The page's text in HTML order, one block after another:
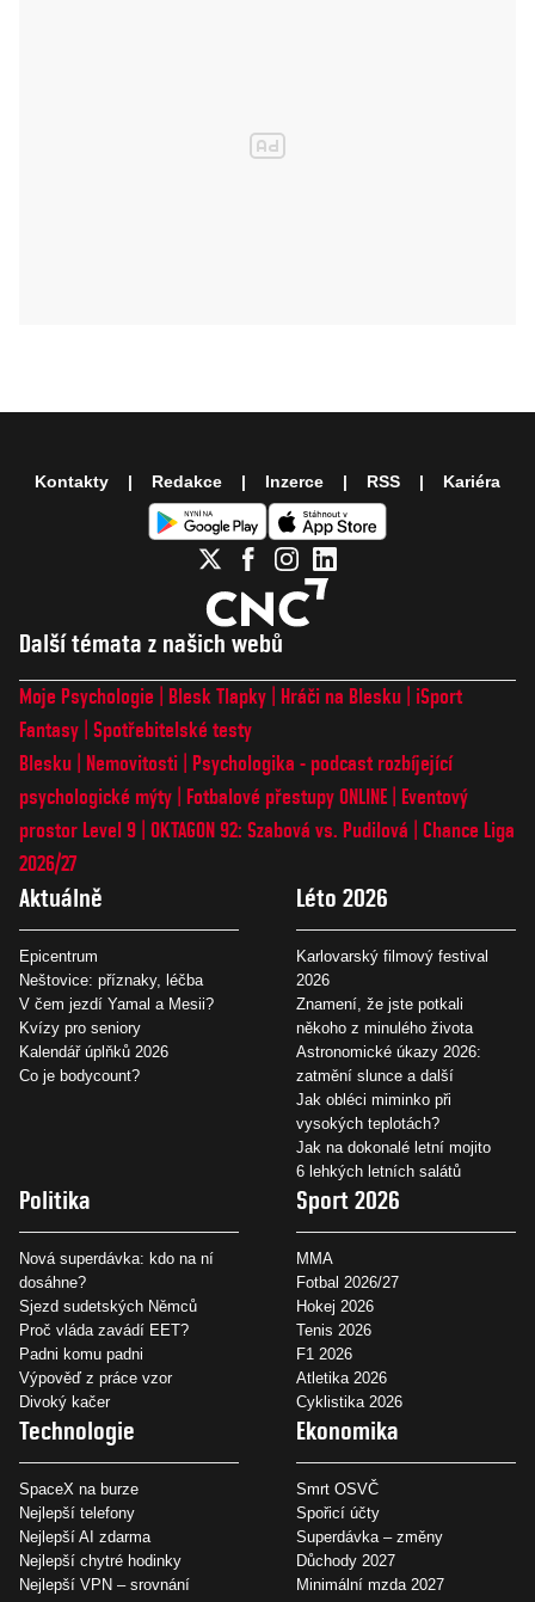
Další témata z našich webů
Moje Psychologie Blesk Tlapky Hráči na Blesku
iSport
Fantasy Spotřebitelské testy
Blesku
Nemovitosti
Psychologika - podcast rozbíjející
psychologické mýty
Fotbalové přestupy ONLINE
Eventový
prostor Level 9 OKTAGON 92: Szabová vs. Pudilová
Chance Liga
2026/27
Aktuálně
Epicentrum
Neštovice: příznaky, léčba
V čem jezdí Yamal a Mesii?
Kvízy pro seniory
Kalendář úplňků 2026
Co je bodycount?
Léto 2026
Karlovarský filmový festival
2026
Znamení, že jste potkali
někoho z minulého života
Astronomické úkazy 2026:
zatmění slunce a další
Jak obléci miminko při
vysokých teplotách?
Jak na dokonalé letní mojito
6 lehkých letních salátů
Politika
Nová superdávka: kdo na ní
dosáhne?
Sjezd sudetských Němců
Proč vláda zavádí EET?
Padni komu padni
Výpověď z práce vzor
Divoký kačer
Sport 2026
MMA
Fotbal 2026/27
Hokej 2026
Tenis 2026
F1 2026
Atletika 2026
Cyklistika 2026
Technologie
SpaceX na burze
Nejlepší telefony
Nejlepší AI zdarma
Nejlepší chytré hodinky
Nejlepší VPN – srovnání
Ekonomika
Smrt OSVČ
Spořicí účty
Superdávka – změny
Důchody 2027
Minimální mzda 2027
Kontakty Redakce Inzerce RSS Kariéra